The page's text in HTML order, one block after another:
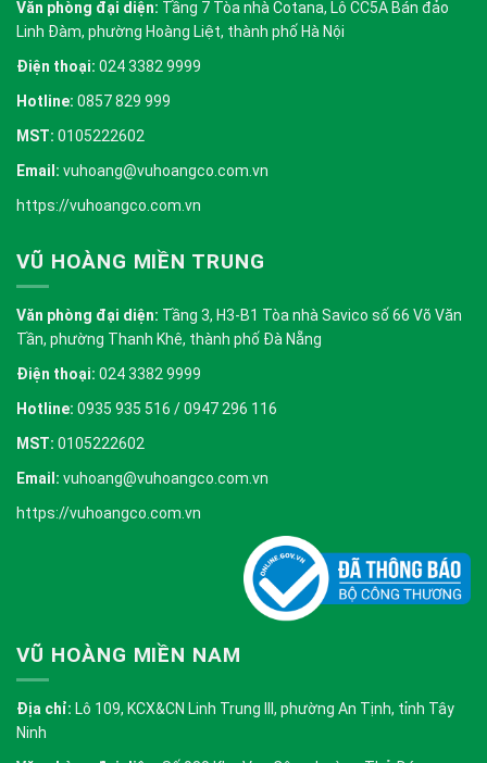
Văn phòng đại diện: Tầng 7 Tòa nhà Cotana, Lô CC5A Bán đảo
Linh Đàm, phường Hoàng Liệt, thành phố Hà Nội
Điện thoại: 024 3382 9999
Hotline: 0857 829 999
MST: 0105222602
Email: vuhoang@vuhoangco.com.vn
https://vuhoangco.com.vn
VŨ HOÀNG MIỀN TRUNG
Văn phòng đại diện: Tầng 3, H3-B1 Tòa nhà Savico số 66 Võ Văn
Tần, phường Thanh Khê, thành phố Đà Nẵng
Điện thoại: 024 3382 9999
Hotline: 0935 935 516 / 0947 296 116
MST: 0105222602
Email: vuhoang@vuhoangco.com.vn
https://vuhoangco.com.vn
VŨ HOÀNG MIỀN NAM
Địa chỉ: Lô 109, KCX&CN Linh Trung III, phường An Tịnh, tỉnh Tây
Ninh